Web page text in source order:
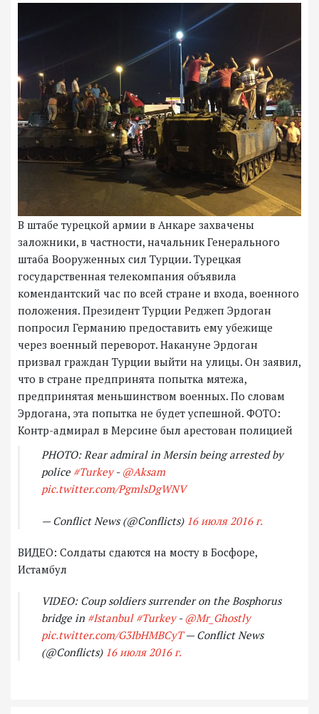
В штабе турецкой армии в Анкаре захвачены
заложники, в частности, начальник Генерального
штаба Вооруженных сил Турции. Турецкая
государственная телекомпания объявила
комендантский час по всей стране и входа, военного
положения. Президент Турции Реджеп Эрдоган
попросил Германию предоставить ему убежище
через военный переворот. Накануне Эрдоган
призвал граждан Турции выйти на улицы. Он заявил,
что в стране предпринята попытка мятежа,
предпринятая меньшинством военных. По словам
Эрдогана, эта попытка не будет успешной. ФОТО:
Контр-адмирал в Мерсине был арестован полицией
PHOTO: Rear admiral in Mersin being arrested by
police #Turkey- @Aksam
pic.twitter.com/PgmlsDgWNV
— Conflict News (@Conflicts) 16 июля 2016 г.
ВИДЕО: Солдаты сдаются на мосту в Босфоре,
Истамбул
VIDEO: Coup soldiers surrender on the Bosphorus
bridge in #Istanbul #Turkey- @Mr_Ghostly
pic.twitter.com/G3IbHMBCyT— Conflict News
(@Conflicts) 16 июля 2016 г.